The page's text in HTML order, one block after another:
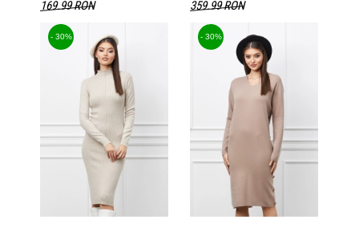
169.99 RON
Detaliu produs
359.99 RON
Detaliu produs
- 30% - 30%